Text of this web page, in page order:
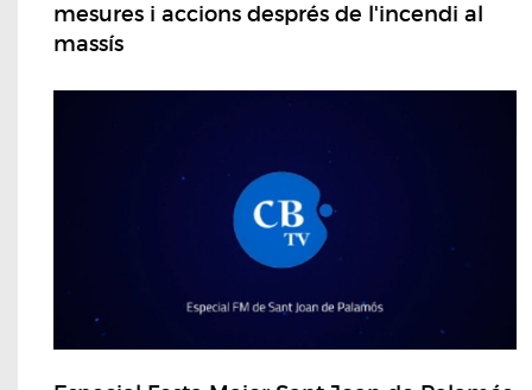
mesures i accions després de l'incendi al
massís